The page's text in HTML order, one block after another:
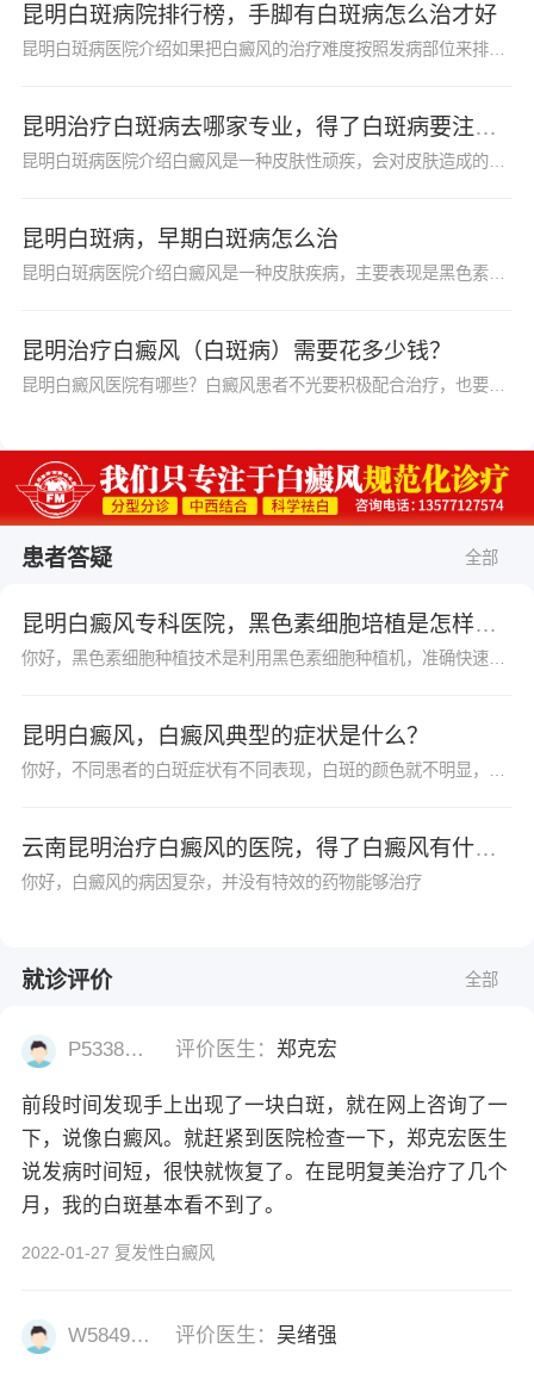
昆明白斑病院排行榜，手脚有白斑病怎么治才好
昆明白斑病医院介绍如果把白癜风的治疗难度按照发病部位来排序的话，那么，手脚处的白癜风应该是治疗难度大的。但这不意味着手脚处的白癜风治疗没有效果，患者不能忽视，也...
昆明治疗白斑病去哪家专业，得了白斑病要注意哪些
昆明白斑病医院介绍白癜风是一种皮肤性顽疾，会对皮肤造成的伤害。任何人患上白癜风时要及时前往医院进行检查治疗，况且白癜风是比较容易复发和扩散的，不及时就医，之后白...
昆明白斑病，早期白斑病怎么治
昆明白斑病医院介绍白癜风是一种皮肤疾病，主要表现是黑色素的脱失，在皮肤上出现一些白点或者是白斑，对患者的影响很大，患上白癜风，不仅对患者的日常生活带来影响，也会...
昆明治疗白癜风（白斑病）需要花多少钱？
昆明白癜风医院有哪些？白癜风患者不光要积极配合治疗，也要做好日常的护理工作，白癜风的日常护理和治疗都很重要，能够使患者的白斑得到有效的控制，所以患者要注意，要尽...
患者答疑 全部
昆明白癜风专科医院，黑色素细胞培植是怎样的？
你好，黑色素细胞种植技术是利用黑色素细胞种植机，准确快速分离出优质、活跃的黑色素细胞，采用提取培养直接种植到白斑部位，同时介入细胞生长因子，保证了黑色素的成活率。采用自体表皮移植的方法，利用高端仪器，直接提取患者健康皮肤内的活跃黑色素细胞，然后种植到患者的白癜风灶部位。
昆明白癜风，白癜风典型的症状是什么？
云南昆明治疗白癜风的医院，得了白癜风有什么好的治疗方法么？
你好，白癜风的病因复杂，并没有特效的药物能够治疗
就诊评价 全部
P53382977 评价医生：郑克宏
前段时间发现手上出现了一块白斑，就在网上咨询了一
下，说像白癜风。就赶紧到医院检查一下，郑克宏医生
说发病时间短，很快就恢复了。在昆明复美治疗了几个
月，我的白斑基本看不到了。
2022-01-27 复发性白癜风
W58493477 评价医生： 吴绪强